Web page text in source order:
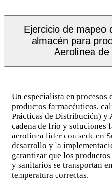
Ejercicio de mapeo
almacén para
Aerolínea
Un especialista en procesos
productos farmacéuticos,
Prácticas de Distribución) y
cadena de frío y soluciones
aerolínea líder con sede en
desarrollo y la
garantizar que los
y sanitarios se transportan
temperatura correctas.